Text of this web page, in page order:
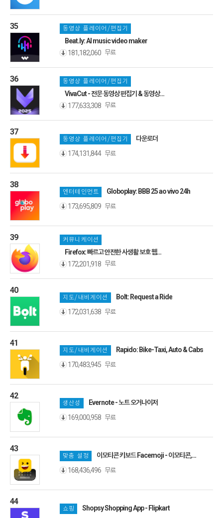
35 동영상 플레이어/편집기
Beat.ly: AI music video maker
181,182,060 무료
36 동영상 플레이어/편집기
VivaCut - 전문 동영상 편집기 & 동영상
편집앱
177,633,308 무료
37
동영상 플레이어/편집기
다운로더
174,131,844 무료
38
엔터테인먼트
Globoplay: BBB 25 ao vivo 24h
173,695,809 무료
39 커뮤니케이션
Firefox: 빠르고 안전한 사생활 보호 웹
브라우저
172,201,918 무료
40
지도/내비게이션
Bolt: Request a Ride
172,031,638 무료
41
지도/내비게이션
Rapido: Bike-Taxi, Auto & Cabs
170,483,945 무료
42
생산성
Evernote - 노트 오거나이저
169,000,958 무료
43
맞춤 설정
이모티콘 키보드 Facemoji - 이모티콘,
168,436,496 무료
44
쇼핑
Shopsy Shopping App - Flipkart